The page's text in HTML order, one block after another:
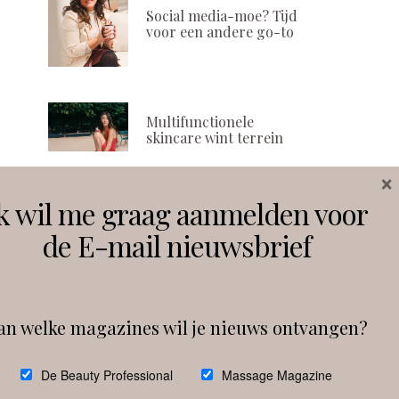
Social media-moe? Tijd
voor een andere go-to
Multifunctionele
skincare wint terrein
Volg ons
Follow on Instagram
wil me graag aanmelden voor
de E-mail nieuwsbrief
welke magazines wil je nieuws ontvangen?
De Beauty Professional Massage Magazine
×